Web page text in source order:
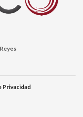
Privacidad